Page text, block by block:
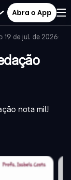
Abra o App
19 de jul. de 2026·
nota mil!